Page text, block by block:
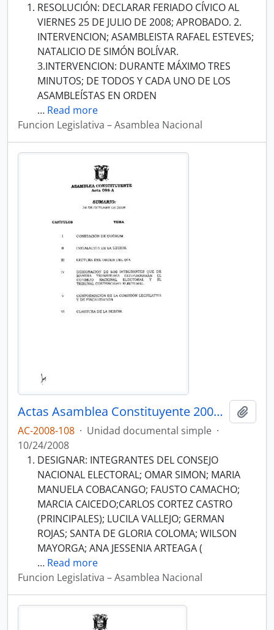
RESOLUCIÓN: DECLARAR FERIADO CÍVICO AL
VIERNES 25 DE JULIO DE 2008; APROBADO. 2.
INTERVENCION; ASAMBLEISTA RAFAEL ESTEVES;
NATALICIO DE SIMÓN BOLÍVAR.
3.INTERVENCION: DURANTE MÁXIMO TRES
MINUTOS; DE TODOS Y CADA UNO DE LOS
ASAMBLEÍSTAS EN ORDEN
… Read more
Funcion Legislativa – Asamblea Nacional
Actas Asamblea Constituyente 2007-2008
AC-2008-108 · Unidad documental simple ·
10/24/2008
DESIGNAR: INTEGRANTES DEL CONSEJO
NACIONAL ELECTORAL; OMAR SIMON; MARIA
MANUELA COBACANGO; FAUSTO CAMACHO;
MARCIA CAICEDO;CARLOS CORTEZ CASTRO
(PRINCIPALES); LUCILA VALLEJO; GERMAN
ROJAS; SANTA DE GLORIA COLOMA; WILSON
MAYORGA; ANA JESSENIA ARTEAGA (
… Read more
Funcion Legislativa – Asamblea Nacional